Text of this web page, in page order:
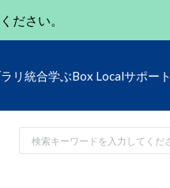
ださい。
リ 統合学ぶBox Localサポート